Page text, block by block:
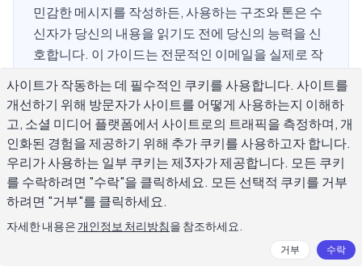
민감한 메시지를 작성하든, 사용하는 구조와 톤은 수
신자가 당신의 내용을 읽기도 전에 당신의 능력을 신
호합니다. 이 가이드는 전문적인 이메일을 실제로 작
전문적으로 작성된 이메일이란 무엇인
가?
전문적으로 작성된 이메일은 세 가지를 잘 합니다: 빠르게 요
점을 전달하고, 읽는 사람의 시간을 존중하며, 필요한 조치를
명확히 합니다. 실패하는 대부분의 이메일은 요청을 숨기거
사이트가 작동하는 데 필수적인 쿠키를 사용합니다. 사이트를
개선하기 위해 방문자가 사이트를 어떻게 사용하는지 이해하
고, 소셜 미디어 플랫폼에서 사이트로의 트래픽을 측정하며, 개
인화된 경험을 제공하기 위해 추가 쿠키를 사용하고자 합니다.
우리가 사용하는 일부 쿠키는 제3자가 제공합니다. 모든 쿠키
를 수락하려면 "수락"을 클릭하세요. 모든 선택적 쿠키를 거부
하려면 "거부"를 클릭하세요.
자세한 내용은 개인정보 처리방침을 참조하세요.
거부 수락